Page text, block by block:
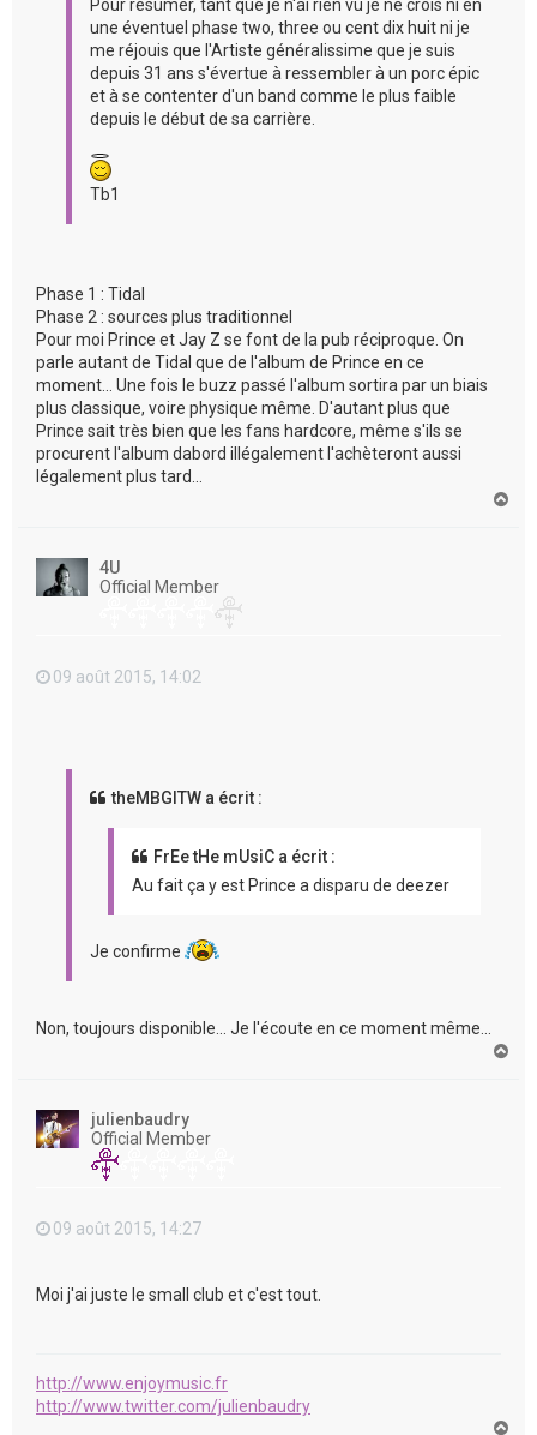
Pour résumer, tant que je n'ai rien vu je ne crois ni en
une éventuel phase two, three ou cent dix huit ni je
me réjouis que l'Artiste généralissime que je suis
depuis 31 ans s'évertue à ressembler à un porc épic
et à se contenter d'un band comme le plus faible
depuis le début de sa carrière.
Tb1
Phase 1 : Tidal
Phase 2 : sources plus traditionnel
Pour moi Prince et Jay Z se font de la pub réciproque. On
parle autant de Tidal que de l'album de Prince en ce
moment... Une fois le buzz passé l'album sortira par un biais
plus classique, voire physique même. D'autant plus que
Prince sait très bien que les fans hardcore, même s'ils se
procurent l'album dabord illégalement l'achèteront aussi
légalement plus tard...
4U
Official Member
09 août 2015, 14:02
theMBGITW a écrit :
FrEe tHe mUsiC a écrit :
Au fait ça y est Prince a disparu de deezer
Je confirme
Non, toujours disponible... Je l'écoute en ce moment même...
julienbaudry
Official Member
09 août 2015, 14:27
Moi j'ai juste le small club et c'est tout.
http://www.enjoymusic.fr
http://www.twitter.com/julienbaudry